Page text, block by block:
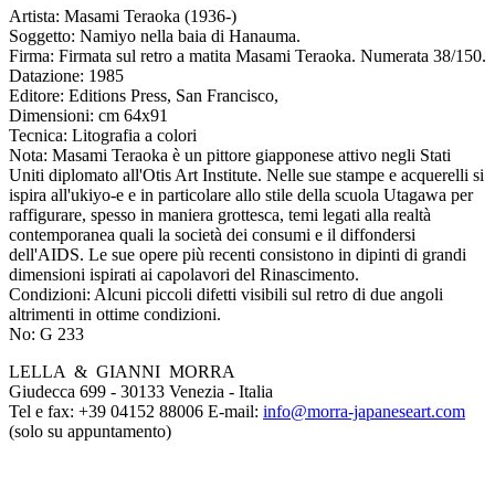
Artista: Masami Teraoka (1936-)
Soggetto: Namiyo nella baia di Hanauma.
Firma: Firmata sul retro a matita Masami Teraoka. Numerata 38/150.
Datazione: 1985
Editore: Editions Press, San Francisco,
Dimensioni: cm 64x91
Tecnica: Litografia a colori
Nota: Masami Teraoka è un pittore giapponese attivo negli Stati
Uniti diplomato all'Otis Art Institute. Nelle sue stampe e acquerelli si
ispira all'ukiyo-e e in particolare allo stile della scuola Utagawa per
raffigurare, spesso in maniera grottesca, temi legati alla realtà
contemporanea quali la società dei consumi e il diffondersi
dell'AIDS. Le sue opere più recenti consistono in dipinti di grandi
dimensioni ispirati ai capolavori del Rinascimento.
Condizioni: Alcuni piccoli difetti visibili sul retro di due angoli
altrimenti in ottime condizioni.
No: G 233
LELLA & GIANNI MORRA
Giudecca 699 - 30133 Venezia - Italia
Tel e fax: +39 04152 88006 E-mail: info@morra-japaneseart.com
(solo su appuntamento)